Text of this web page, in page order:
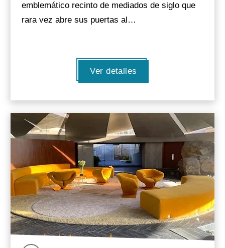
emblemático recinto de mediados de siglo que
rara vez abre sus puertas al…
Ver detalles